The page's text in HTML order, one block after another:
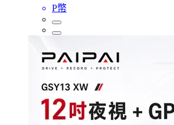
P幣